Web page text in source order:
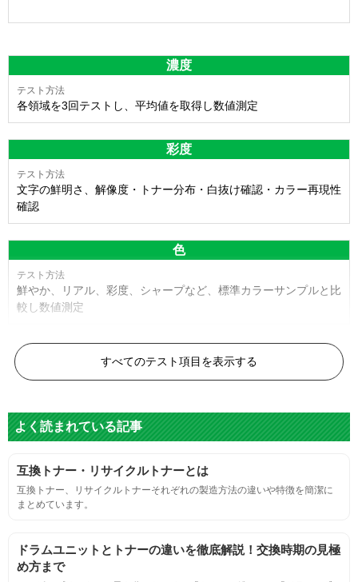
濃度
各領域を3回テストし、平均値を取得し数値測定
彩度
文字の鮮明さ、解像度・トナー分布・白抜け確認・カラー再現性
確認
色
鮮やか、リアル、彩度、シャープなど、標準カラーサンプルと比
較し数値測定
グレースケール
目視検査にて数値測定
連続印刷時の安定した印刷枚数測定
すべてのテスト項目を表示する
よく読まれている記事
互換トナー・リサイクルトナーとは
互換トナー、リサイクルトナーそれぞれの製造方法の違いや特徴を簡潔に
まとめています。
ドラムユニットとトナーの違いを徹底解説！交換時期の見極
め方まで